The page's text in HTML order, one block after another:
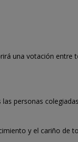
una votación entre
personas
y el cariño de